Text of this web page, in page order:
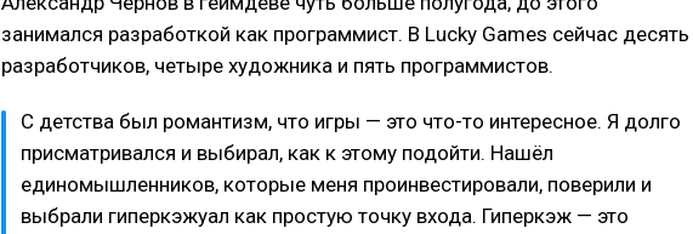
занимался разработкой как программист. В Lucky Games сейчас десять
разработчиков, четыре художника и пять программистов.
С детства был романтизм, что игры — это что-то интересное. Я долго
присматривался и выбирал, как к этому подойти. Нашёл
единомышленников, которые меня проинвестировали, поверили и
выбрали гиперкэжуал как простую точку входа. Гиперкэж — это